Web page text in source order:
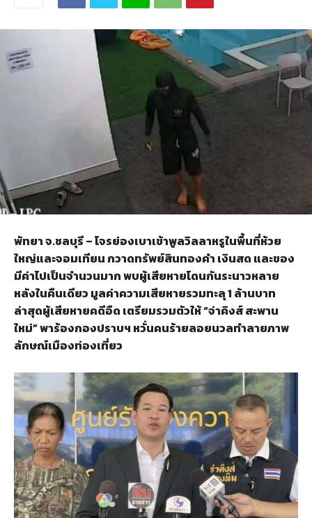
พัทยา จ.ชลบุรี – โจรย่องเบาเข้าพูลวิลลาหรูในพื้นที่ห้วย
ใหญ่และจอมเทียน กวาดทรัพย์สินทองคำ เงินสด และของ
มีค่าไปเป็นจำนวนมาก พบผู้เสียหายโดนกันระนาวหลาย
หลังในคืนเดียว มูลค่าความเสียหายรวมทะลุ 1 ล้านบาท
ล่าสุดผู้เสียหายคดีอืด เตรียมรวมตัวให้ “จ่าคิงส์ สะพาน
ใหม่” พาร้องกองปราบฯ หวั่นคนร้ายลอยนวลทำลายภาพ
ลักษณ์เมืองท่องเที่ยว